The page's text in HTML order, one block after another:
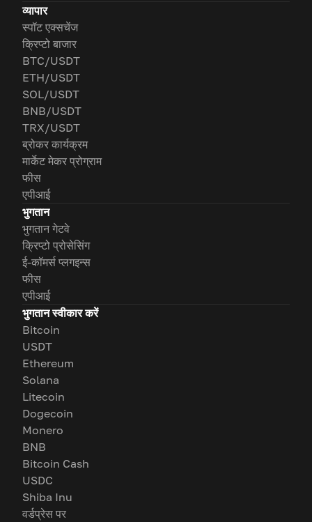
व्यापार
स्पॉट एक्सचेंज
क्रिप्टो बाजार
BTC/USDT
ETH/USDT
SOL/USDT
BNB/USDT
TRX/USDT
ब्रोकर कार्यक्रम
मार्केट मेकर प्रोग्राम
फीस
एपीआई
भुगतान
भुगतान गेटवे
क्रिप्टो प्रोसेसिंग
ई-कॉमर्स प्लगइन्स
फीस
एपीआई
भुगतान स्वीकार करें
Bitcoin
USDT
Ethereum
Solana
Litecoin
Dogecoin
Monero
BNB
Bitcoin Cash
USDC
Shiba Inu
वर्डप्रेस पर